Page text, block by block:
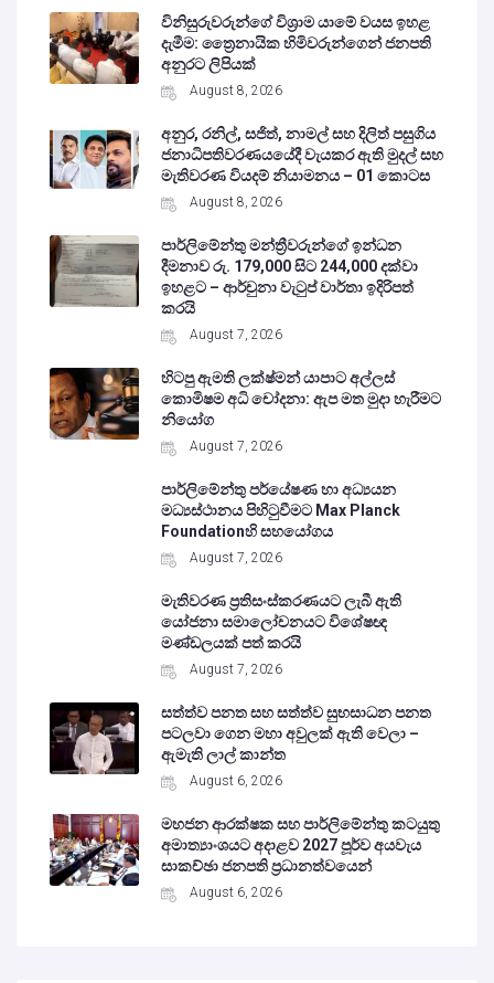
විනිසුරුවරුන්ගේ විශ්‍රාම යාමේ වයස ඉහළ
දැමීම: ත්‍රෛනායික හිමිවරුන්ගෙන් ජනපති
අනුරට ලිපියක්
August 8, 2026
අනුර, රනිල්, සජිත්, නාමල් සහ දිලිත් පසුගිය
ජනාධිපතිවරණයයේදී වැයකර ඇති මුදල් සහ
මැතිවරණ වියදම් නියාමනය – 01 කොටස
August 8, 2026
පාර්ලිමේන්තු මන්ත්‍රීවරුන්ගේ ඉන්ධන
දීමනාව රු. 179,000 සිට 244,000 දක්වා
ඉහළට – ආර්චුනා වැටුප් වාර්තා ඉදිරිපත්
කරයි
August 7, 2026
හිටපු ඇමති ලක්ෂ්මන් යාපාට අල්ලස්
කොමිෂම අධි චෝදනා: ඇප මත මුදා හැරීමට
නියෝග
August 7, 2026
පාර්ලිමේන්තු පර්යේෂණ හා අධ්‍යයන
මධ්‍යස්ථානය පිහිටුවීමට Max Planck
Foundationහි සහයෝගය
August 7, 2026
මැතිවරණ ප්‍රතිසංස්කරණයට ලැබී ඇති
යෝජනා සමාලෝචනයට විශේෂඥ
මණ්ඩලයක් පත් කරයි
August 7, 2026
සත්ත්ව පනත සහ සත්ත්ව සුභසාධන පනත
පටලවා ගෙන මහා අවුලක් ඇති වෙලා –
ඇමැති ලාල් කාන්ත
August 6, 2026
මහජන ආරක්ෂක සහ පාර්ලිමේන්තු කටයුතු
අමාත්‍යාංශයට අදාළව 2027 පූර්ව අයවැය
සාකච්ඡා ජනපති ප්‍රධානත්වයෙන්
August 6, 2026